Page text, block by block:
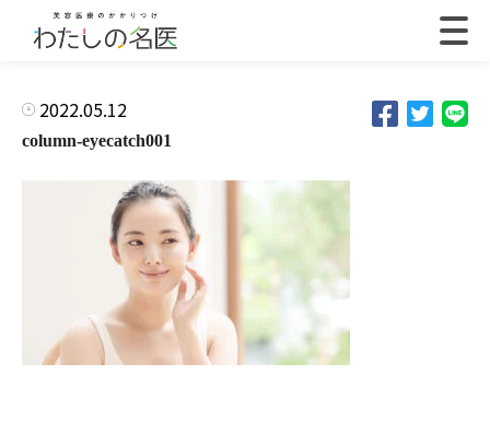
2022.05.12
column-eyecatch001